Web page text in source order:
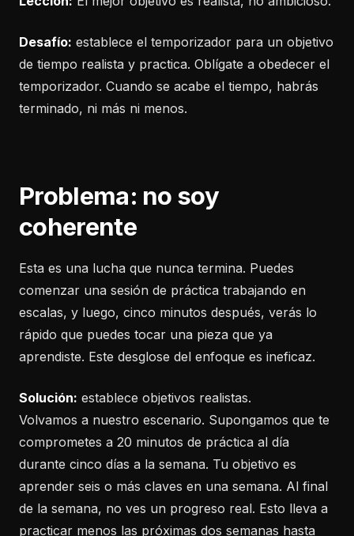
Desafío: establece el temporizador para un objetivo
de tiempo realista y practica. Oblígate a obedecer el
temporizador. Cuando se acabe el tiempo, habrás
terminado, ni más ni menos.
Problema: no soy
coherente
Esta es una lucha que nunca termina. Puedes
comenzar una sesión de práctica trabajando en
escalas, y luego, cinco minutos después, verás lo
rápido que puedes tocar una pieza que ya
aprendiste. Este desglose del enfoque es ineficaz.
Solución: establece objetivos realistas.
Volvamos a nuestro escenario. Supongamos que te
comprometes a 20 minutos de práctica al día
durante cinco días a la semana. Tu objetivo es
aprender seis o más claves en una semana. Al final
de la semana, no ves un progreso real. Esto lleva a
practicar menos las próximas dos semanas hasta